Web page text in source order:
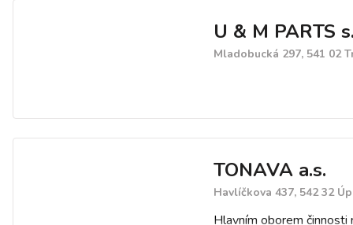
U & M PARTS
Mladobucká 297, 541 02
TONAVA a.s.
Havlíčkova 437, 542 32
Hlavním oborem činnosti